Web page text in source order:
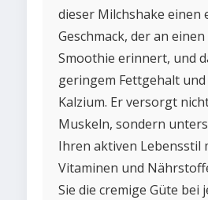
dieser Milchshake einen
Geschmack, der an
Smoothie erinnert, und
geringem Fettgehalt und
Kalzium. Er versorgt
Muskeln, sondern
Ihren aktiven Lebensstil
Vitaminen und
Sie die cremige Güte bei